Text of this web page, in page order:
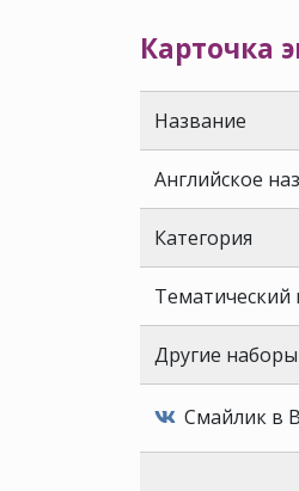
Карточка
Название
Английское
Категория
Тематический
Другие наборы
Смайлик в